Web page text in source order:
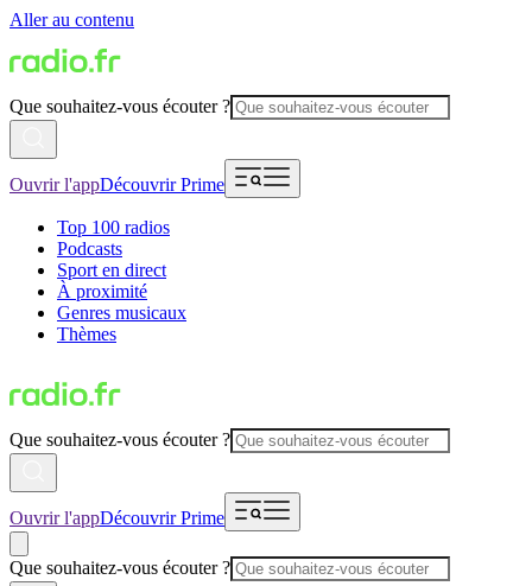
Aller au contenu
Que souhaitez-vous écouter ?
Ouvrir l'appDécouvrir Prime
Top 100 radios
Podcasts
Sport en direct
À proximité
Genres musicaux
Thèmes
Que souhaitez-vous écouter ?
Ouvrir l'appDécouvrir Prime
Que souhaitez-vous écouter ?